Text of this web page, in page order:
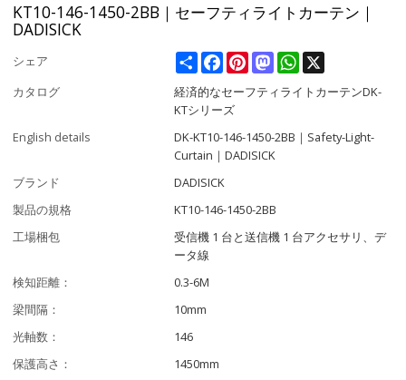
KT10-146-1450-2BB｜セーフティライトカーテン｜
DADISICK
シェア ShareFacebookPinterestMastodonWhatsApp
カタログ
経済的なセーフティライトカーテンDK-
KTシリーズ
English details
DK-KT10-146-1450-2BB｜Safety-Light-
Curtain｜DADISICK
ブランド
DADISICK
製品の規格
KT10-146-1450-2BB
工場梱包
受信機 1 台と送信機 1 台アクセサリ、デ
ータ線
検知距離：
0.3-6M
梁間隔：
10mm
光軸数：
146
保護高さ：
1450mm